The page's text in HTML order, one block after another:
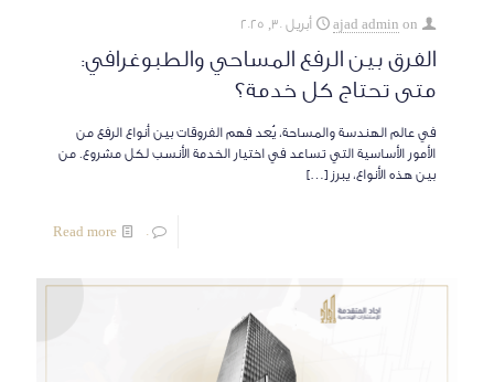
ajad admin on أبريل 30, 2025
الفرق بين الرفع المساحي والطبوغرافي:
متى تحتاج كل خدمة؟
في عالم الهندسة والمساحة، يُعد فهم الفروقات بين أنواع الرفع من
الأمور الأساسية التي تساعد في اختيار الخدمة الأنسب لكل مشروع. من
بين هذه الأنواع، يبرز […]
0
Read more